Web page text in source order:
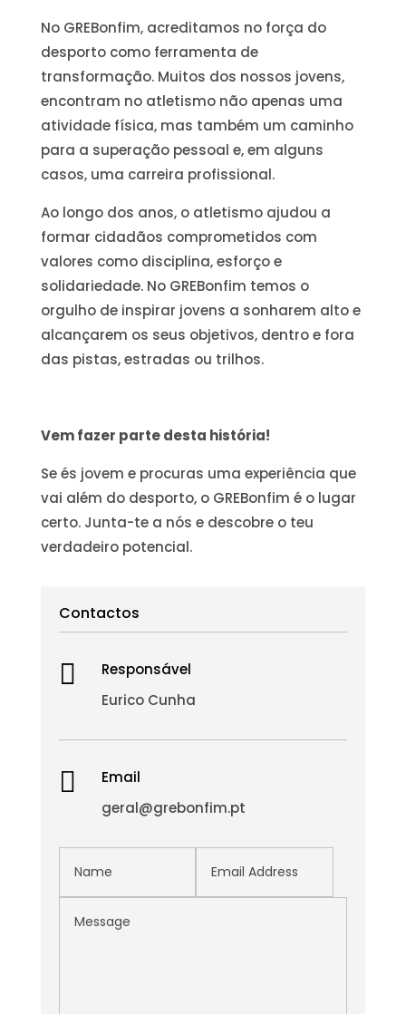
No GREBonfim, acreditamos no força do
desporto como ferramenta de
transformação. Muitos dos nossos jovens,
encontram no atletismo não apenas uma
atividade física, mas também um caminho
para a superação pessoal e, em alguns
casos, uma carreira profissional.
Ao longo dos anos, o atletismo ajudou a
formar cidadãos comprometidos com
valores como disciplina, esforço e
solidariedade. No GREBonfim temos o
orgulho de inspirar jovens a sonharem alto e
alcançarem os seus objetivos, dentro e fora
das pistas, estradas ou trilhos.
Vem fazer parte desta história!
Se és jovem e procuras uma experiência que
vai além do desporto, o GREBonfim é o lugar
certo. Junta-te a nós e descobre o teu
verdadeiro potencial.
Contactos

Responsável
Eurico Cunha

Email
geral@grebonfim.pt